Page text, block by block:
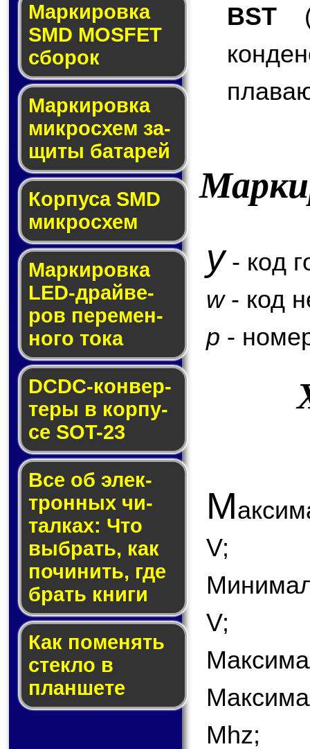
Мар­ки­ров­ка
SMD MOSFET
сбо­рок
Мар­ки­ров­ка
мик­ро­схем за­
щи­ты ба­та­рей
Корпуса SMD
мик­ро­схем
Маркировка
LED-драй­ве­
ров пе­ре­мен­
но­го то­ка
DCDC-кон­вер­
те­ры в кор­пу­
се SOT-23
Все об элек­
трон­ных чи­
тал­ках: Что
выб­рать, как
по­чи­нить, где
брать кни­ги
Как по­ме­нять
стек­ло в
планшете
BST
y- код
w- код
p -
М
V;
V;
Mhz;